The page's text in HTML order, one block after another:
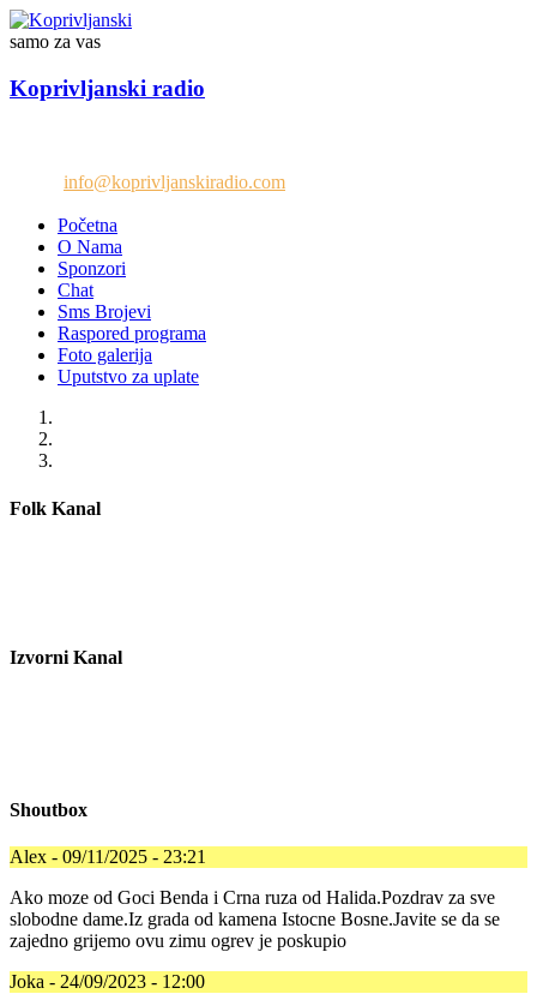
samo za vas
Koprivljanski radio
info@koprivljanskiradio.com
Početna
O Nama
Sponzori
Chat
Sms Brojevi
Raspored programa
Foto galerija
Uputstvo za uplate
Folk Kanal
Izvorni Kanal
Shoutbox
Alex - 09/11/2025 - 23:21
Ako moze od Goci Benda i Crna ruza od Halida.Pozdrav za sve
slobodne dame.Iz grada od kamena Istocne Bosne.Javite se da se
zajedno grijemo ovu zimu ogrev je poskupio
Joka - 24/09/2023 - 12:00